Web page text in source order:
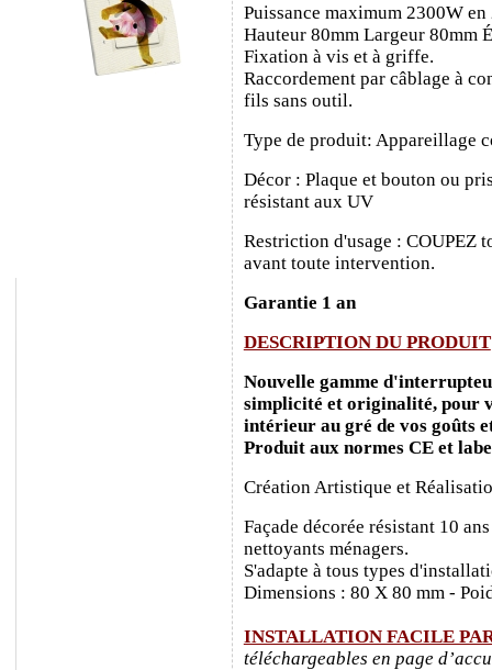
Puissance maximum 2300W
Hauteur 80mm Largeur 80mm
Fixation à vis et à griffe.
Raccordement par câblage à
fils sans outil.
Type de produit: Appareillage
Décor : Plaque et bouton ou
résistant aux UV
Restriction d'usage : COUPEZ
avant toute intervention.
Garantie 1 an
DESCRIPTION DU PRODUIT
Nouvelle gamme
simplicité et originalité, pour
intérieur au gré de vos goûts
Produit aux normes CE et
Création Artistique et
Façade décorée résistant 10
nettoyants ménagers.
S'adapte à tous types
Dimensions : 80 X 80 mm -
INSTALLATION FACILE
téléchargeables en page